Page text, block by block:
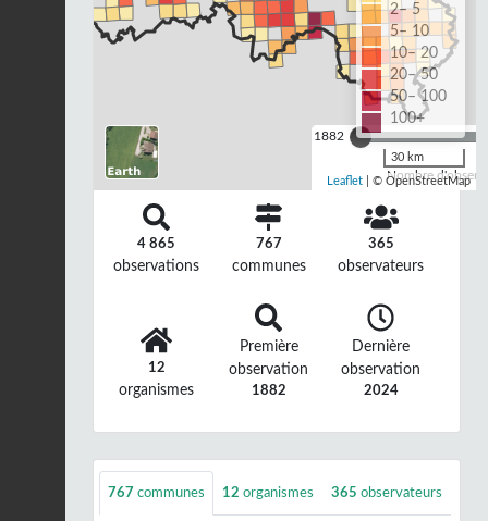
1882
Nombre
2– 5
5– 10
10– 20
20– 50
50– 100
100+
30 km
Leaflet | © OpenStreetMap
4 865
observations
767
communes
365
observateurs
12
organismes
Première
observation
1882
Dernière
observation
2024
767 communes 12 organismes 365 observateurs